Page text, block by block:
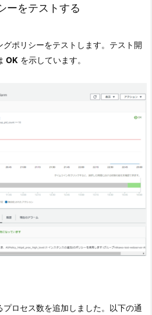
ーをテストする
ポリシーをテストします。テスト開
OK を示しています。
ロセス数を追加しました。以下の通